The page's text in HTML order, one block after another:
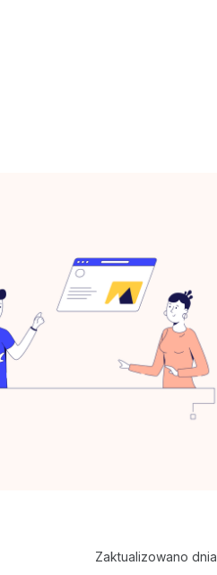
Zaktualizowano dnia